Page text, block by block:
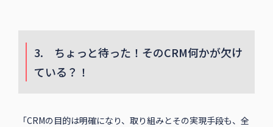
3. ちょっと待った！そのCRM何かが欠け
ている？！
「CRMの目的は明確になり、取り組みとその実現手段も、全